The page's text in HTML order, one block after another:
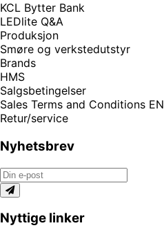
KCL Bytter Bank
LEDlite Q&A
Produksjon
Smøre og verkstedutstyr
Brands
HMS
Salgsbetingelser
Sales Terms and Conditions EN
Retur/service
Nyhetsbrev
Nyttige linker